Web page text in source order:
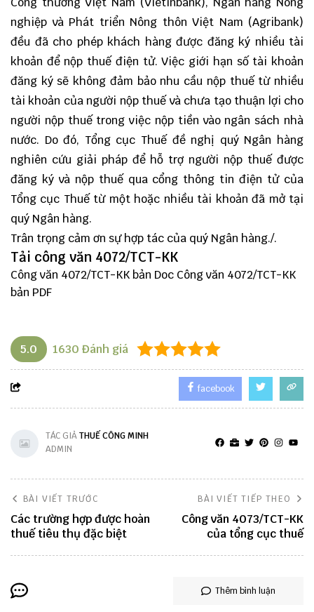
nghiệp và Phát triển Nông thôn Việt Nam (Agribank)
đều đã cho phép khách hàng được đăng ký nhiều tài
khoản để nộp thuế điện tử. Việc giới hạn số tài khoản
đăng ký sẽ không đảm bảo nhu cầu nộp thuế từ nhiều
tài khoản của người nộp thuế và chưa tạo thuận lợi cho
người nộp thuế trong việc nộp tiền vào ngân sách nhà
nước. Do đó, Tổng cục Thuế đề nghị quý Ngân hàng
nghiên cứu giải pháp để hỗ trợ người nộp thuế được
đăng ký và nộp thuế qua cổng thông tin điện tử của
Tổng cục Thuế từ một hoặc nhiều tài khoản đã mở tại
quý Ngân hàng.
Trân trọng cảm ơn sự hợp tác của quý Ngân hàng./.
Tải công văn 4072/TCT-KK
Công văn 4072/TCT-KKbản Doc Công văn 4072/TCT-KK
bản PDF
5.0 1630 Đánh giá
facebook
TÁC GIẢTHUẾ CÔNG MINH
ADMIN
BÀI VIẾT TRƯỚC
Các trường hợp được hoàn
thuế tiêu thụ đặc biệt
BÀI VIẾT TIẾP THEO
Công văn 4073/TCT-KK
của tổng cục thuế
Thêm bình luận